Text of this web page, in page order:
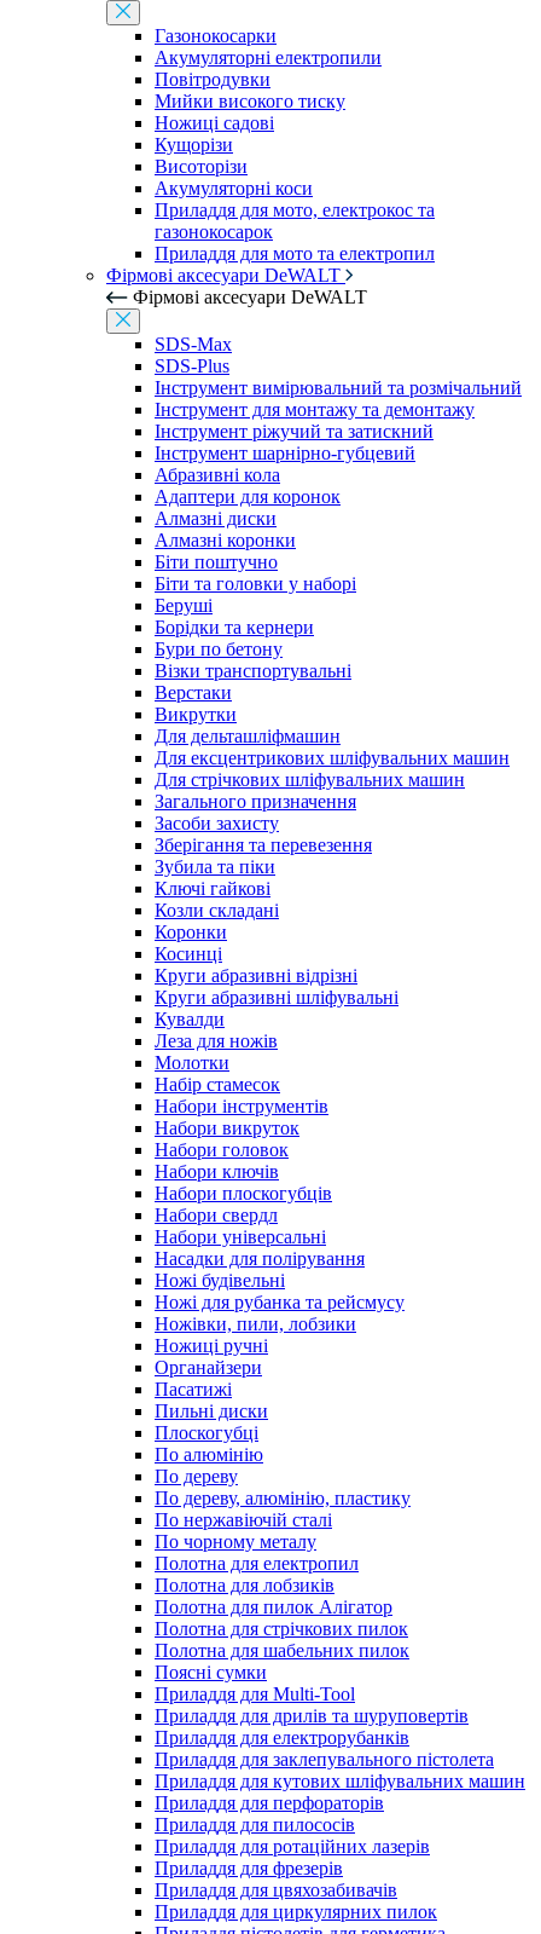
Газонокосарки
Акумуляторні електропили
Повітродувки
Мийки високого тиску
Ножиці садові
Кущорізи
Висоторізи
Акумуляторні коси
Приладдя для мото, електрокос та
газонокосарок
Приладдя для мото та електропил
Фірмові аксесуари DeWALT
Фірмові аксесуари DeWALT
SDS-Max
SDS-Plus
Інструмент вимірювальний та розмічальний
Інструмент для монтажу та демонтажу
Інструмент ріжучий та затискний
Інструмент шарнірно-губцевий
Абразивні кола
Адаптери для коронок
Алмазні диски
Алмазні коронки
Біти поштучно
Біти та головки у наборі
Беруші
Борідки та кернери
Бури по бетону
Візки транспортувальні
Верстаки
Викрутки
Для дельташліфмашин
Для ексцентрикових шліфувальних машин
Для стрічкових шліфувальних машин
Загального призначення
Засоби захисту
Зберігання та перевезення
Зубила та піки
Ключі гайкові
Козли складані
Коронки
Косинці
Круги абразивні відрізні
Круги абразивні шліфувальні
Кувалди
Леза для ножів
Молотки
Набір стамесок
Набори інструментів
Набори викруток
Набори головок
Набори ключів
Набори плоскогубців
Набори свердл
Набори універсальні
Насадки для полірування
Ножі будівельні
Ножі для рубанка та рейсмусу
Ножівки, пили, лобзики
Ножиці ручні
Органайзери
Пасатижі
Пильні диски
Плоскогубці
По алюмінію
По дереву
По дереву, алюмінію, пластику
По нержавіючій сталі
По чорному металу
Полотна для електропил
Полотна для лобзиків
Полотна для пилок Алігатор
Полотна для стрічкових пилок
Полотна для шабельних пилок
Поясні сумки
Приладдя для Multi-Tool
Приладдя для дрилів та шуруповертів
Приладдя для електрорубанків
Приладдя для заклепувального пістолета
Приладдя для кутових шліфувальних машин
Приладдя для перфораторів
Приладдя для пилососів
Приладдя для ротаційних лазерів
Приладдя для фрезерів
Приладдя для цвяхозабивачів
Приладдя для циркулярних пилок